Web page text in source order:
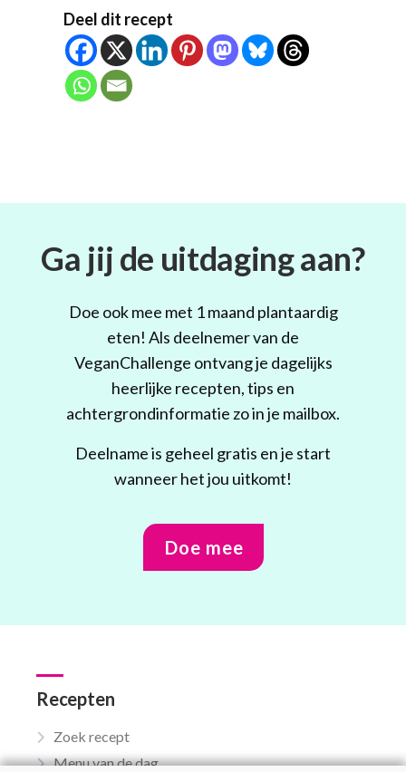
Deel dit recept
Ga jij de uitdaging aan?
Doe ook mee met 1 maand plantaardig
eten! Als deelnemer van de
VeganChallenge ontvang je dagelijks
heerlijke recepten, tips en
achtergrondinformatie zo in je mailbox.
Deelname is geheel gratis en je start
wanneer het jou uitkomt!
Doe mee
Recepten
Zoek recept
Menu van de dag